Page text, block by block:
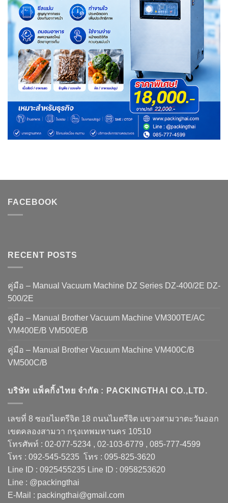
FACEBOOK
RECENT POSTS
คู่มือ – Manual Vacuum Machine DZ Series DZ-400/2E DZ-
500/2E
คู่มือ – Manual Brother Vacuum Machine VM300TE/AC
VM400E/B VM500E/B
คู่มือ – Manual Brother Vacuum Machine VM400C/B
VM500C/B
บริษัท แพ็คกิ้งไทย จำกัด : PACKINGTHAI CO.,LTD.
เลขที่ 8 ซอยไมตรีจิต 18 ถนนไมตรีจิต แขวงสามวาตะวันออก
เขตคลองสามวา กรุงเทพมหานคร 10510
โทรศัพท์ : 02-077-5234 , 02-103-6779 , 085-777-4599
โทร : 092-545-5235 โทร : 095-825-3620
Line ID : 0925455235 Line ID : 0958253620
Line : @packingthai
E-Mail : packingthai@gmail.com